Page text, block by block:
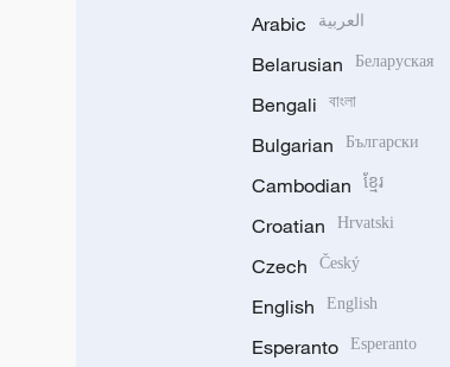
Arabic العربية
Belarusian Беларуская
Bengali বাংলা
Bulgarian Български
Cambodian ខ្មែរ
Croatian Hrvatski
Czech Český
English English
Esperanto Esperanto